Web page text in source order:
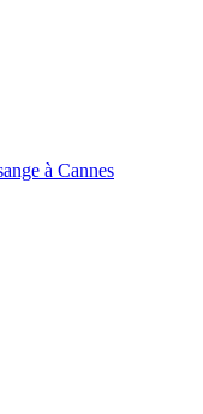
à Cannes